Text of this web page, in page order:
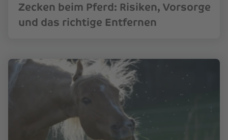
Zecken beim Pferd: Risiken, Vorsorge
und das richtige Entfernen